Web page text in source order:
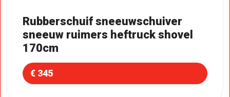
Rubberschuif sneeuwschuiver
sneeuw ruimers heftruck shovel
170cm
€ 345